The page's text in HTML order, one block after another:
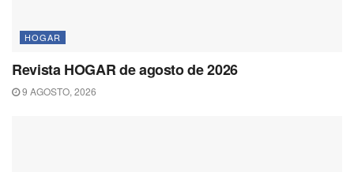
HOGAR
Revista HOGAR de agosto de 2026
9 AGOSTO, 2026